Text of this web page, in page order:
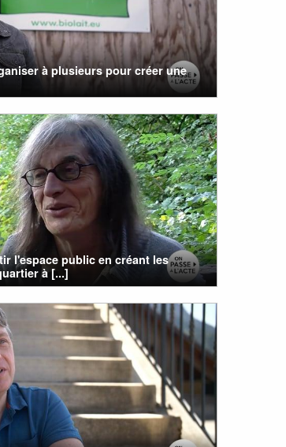
à plusieurs pour créer une
l'espace public en créant les
à [...]